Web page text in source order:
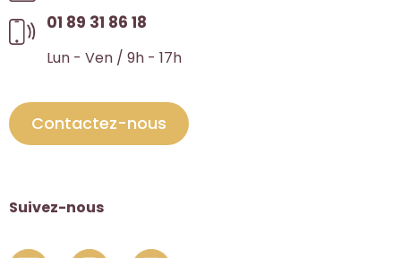
01 89 31 86 18
Lun - Ven / 9h - 17h
Contactez-nous
Suivez-nous